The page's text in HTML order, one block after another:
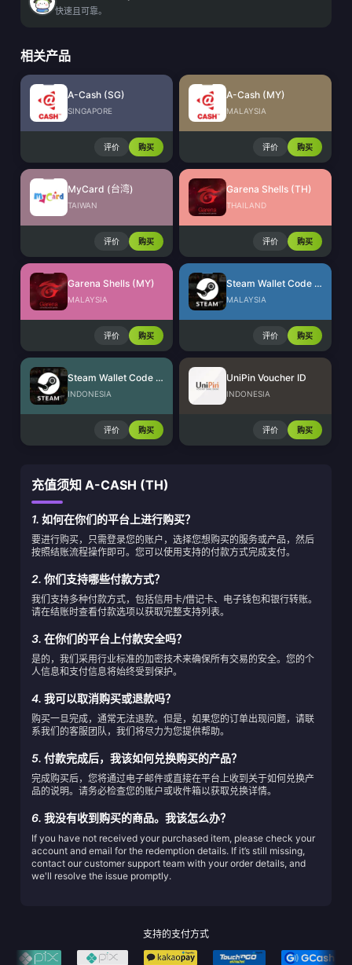
快速且可靠。
相关产品
A-Cash (SG)
SINGAPORE
评价 购买
A-Cash (MY)
MALAYSIA
评价 购买
MyCard (台湾)
TAIWAN
评价 购买
Garena Shells (TH)
THAILAND
评价 购买
Garena Shells (MY)
MALAYSIA
评价 购买
Steam Wallet Code (MYR)
MALAYSIA
评价 购买
Steam Wallet Code (IDR)
INDONESIA
评价 购买
UniPin Voucher ID
INDONESIA
评价 购买
充值须知 A-CASH (TH)
1. 如何在你们的平台上进行购买？
要进行购买，只需登录您的账户，选择您想购买的服务或产品，然后
按照结账流程操作即可。您可以使用支持的付款方式完成支付。
2. 你们支持哪些付款方式？
我们支持多种付款方式，包括信用卡/借记卡、电子钱包和银行转账。
请在结账时查看付款选项以获取完整支持列表。
3. 在你们的平台上付款安全吗？
是的，我们采用行业标准的加密技术来确保所有交易的安全。您的个
人信息和支付信息将始终受到保护。
4. 我可以取消购买或退款吗？
购买一旦完成，通常无法退款。但是，如果您的订单出现问题，请联
系我们的客服团队，我们将尽力为您提供帮助。
5. 付款完成后，我该如何兑换购买的产品？
完成购买后，您将通过电子邮件或直接在平台上收到关于如何兑换产
品的说明。请务必检查您的账户或收件箱以获取兑换详情。
6. 我没有收到购买的商品。我该怎么办？
If you have not received your purchased item, please check your
account and email for the redemption details. If it’s still missing,
contact our customer support team with your order details, and
we'll resolve the issue promptly.
支持的支付方式